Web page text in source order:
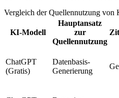
Vergleich der Quellennutzung von
KI-Modell
Hauptansatz
zur
Quellennutzung
ChatGPT
(Gratis)
Datenbasis-
Generierung